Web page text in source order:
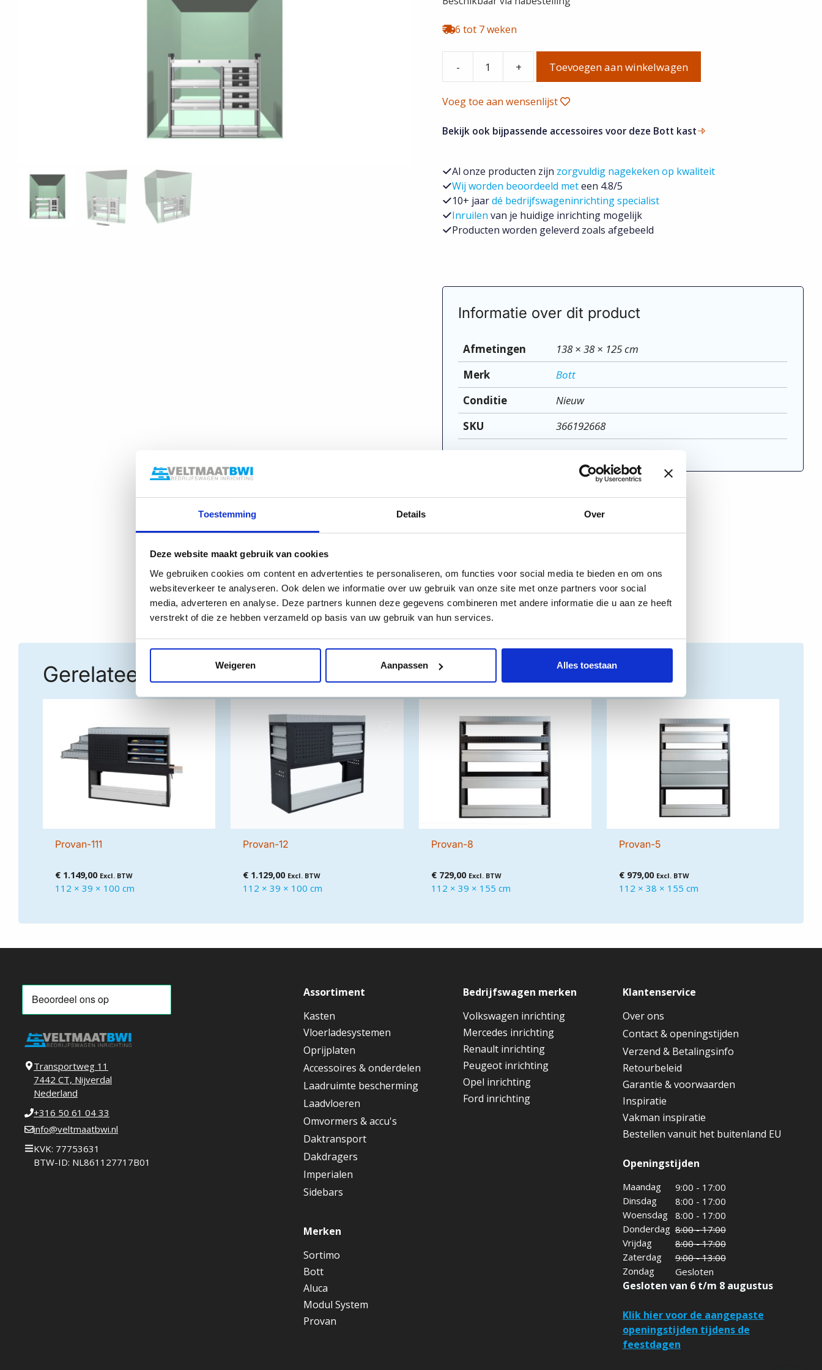
Toestemming Details Over
Deze website maakt gebruik van cookies
We gebruiken cookies om content en advertenties te personaliseren, om functies voor social media te bieden en om ons
websiteverkeer te analyseren. Ook delen we informatie over uw gebruik van onze site met onze partners voor social
media, adverteren en analyse. Deze partners kunnen deze gegevens combineren met andere informatie die u aan ze heeft
verstrekt of die ze hebben verzameld op basis van uw gebruik van hun services.
Weigeren Aanpassen Alles toestaan
6 tot 7 weken
-
366192668
Vario
aantal
+ Toevoegen aan winkelwagen
Voeg toe aan wensenlijst
Bekijk ook bijpassende accessoires voor deze Bott kast
Al onze producten zijn zorgvuldig nagekeken op kwaliteit
Wij worden beoordeeld meteen 4.8/5
10+ jaardé bedrijfswageninrichting specialist
Inruilen van je huidige inrichting mogelijk
Producten worden geleverd zoals afgebeeld
Informatie over dit product
Afmetingen
138 × 38 × 125 cm
Merk
Bott
Conditie
Nieuw
SKU
366192668
Gerelateerde producten
Provan-111
€ 1.149,00 Excl. BTW
112 × 39 × 100 cm
Provan-12
€ 1.129,00 Excl. BTW
112 × 39 × 100 cm
Provan-8
€729,00 Excl. BTW
112 × 39 × 155 cm
Provan-5
€979,00 Excl. BTW
112 × 38 × 155 cm
Transportweg 11
7442 CT, Nijverdal
Nederland
+316 50 61 04 33
info@veltmaatbwi.nl
KVK: 77753631
BTW-ID: NL861127717B01
Assortiment
Kasten
Vloerladesystemen
Oprijplaten
Accessoires & onderdelen
Laadruimte bescherming
Laadvloeren
Omvormers & accu's
Daktransport
Dakdragers
Imperialen
Sidebars
Merken
Sortimo
Bott
Aluca
Modul System
Provan
Bedrijfswagen merken
Volkswagen inrichting
Mercedes inrichting
Renault inrichting
Peugeot inrichting
Opel inrichting
Ford inrichting
Klantenservice
Over ons
Contact & openingstijden
Verzend & Betalingsinfo
Retourbeleid
Garantie & voorwaarden
Inspiratie
Vakman inspiratie
Bestellen vanuit het buitenland EU
Openingstijden
Maandag
9:00 - 17:00
Dinsdag
8:00 - 17:00
Woensdag
8:00 - 17:00
Donderdag 8:00 - 17:00
Vrijdag
8:00 - 17:00
Zaterdag
9:00 - 13:00
Zondag
Gesloten
Gesloten van 6 t/m 8 augustus
Klik hier voor de aangepaste
openingstijden tijdens de
feestdagen